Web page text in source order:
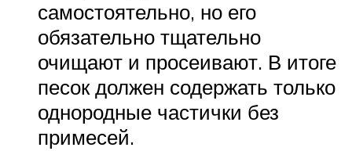
самостоятельно, но его
обязательно тщательно
очищают и просеивают. В итоге
песок должен содержать только
однородные частички без
примесей.